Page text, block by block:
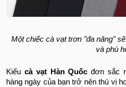
Một chiếc cà vạt trơn "đa năng"
và phù
Kiểu cà vạt Hàn Quốc đơn sắc
hàng ngày của bạn trở nên thú vị